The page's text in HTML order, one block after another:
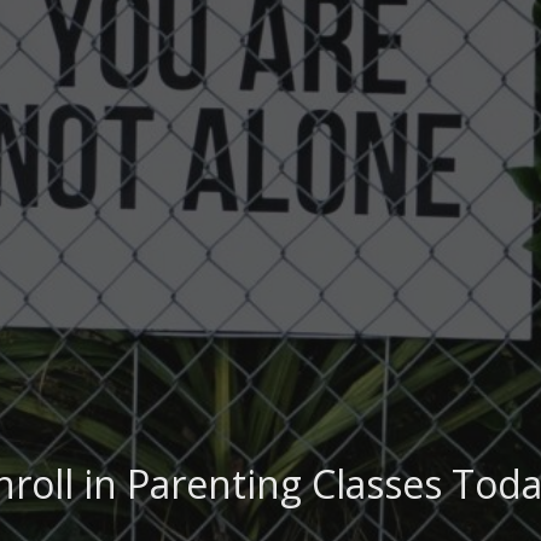
in Parenting Classes